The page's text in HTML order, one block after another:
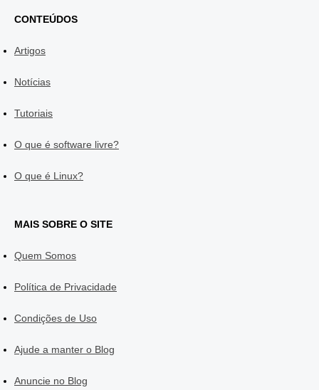
CONTEÚDOS
Artigos
Notícias
Tutoriais
O que é software livre?
O que é Linux?
MAIS SOBRE O SITE
Quem Somos
Política de Privacidade
Condições de Uso
Ajude a manter o Blog
Anuncie no Blog